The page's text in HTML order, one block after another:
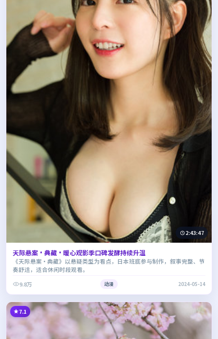
2:43:47
天际悬案·典藏·暖心观影季口碑发酵持续升温
《天际悬案·典藏》以悬疑类型为看点，日本班底参与制作，叙事完整、节
奏舒适，适合休闲时段观看。
9.8万
动漫 2024-05-14
7.1